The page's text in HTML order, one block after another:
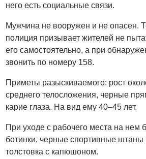
него есть социальные связи.
Мужчина не вооружен и не опасен.
полиция призывает жителей не
его самостоятельно, а при
звонить по номеру 158.
Приметы разыскиваемого: рост
среднего телосложения, черные
карие глаза. На вид ему 40–45 лет.
При уходе с рабочего места на нем
ботинки, черные спортивные штаны
толстовка с капюшоном.